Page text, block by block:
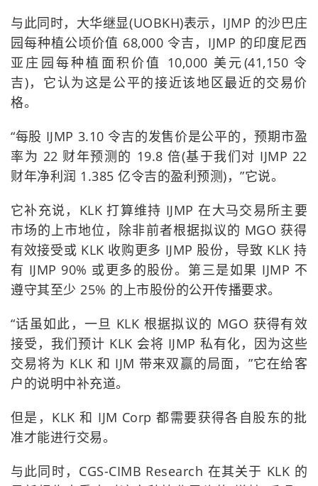
与此同时，大华继显(UOBKH)表示，IJMP 的沙巴庄
园每种植公顷价值 68,000 令吉，IJMP 的印度尼西
亚庄园每种植面积价值 10,000 美元(41,150 令
吉)，它认为这是公平的接近该地区最近的交易价
格。
“每股 IJMP 3.10 令吉的发售价是公平的，预期市盈
率为 22 财年预测的 19.8 倍(基于我们对 IJMP 22
财年净利润 1.385 亿令吉的盈利预测)，”它说。
它补充说，KLK 打算维持 IJMP 在大马交易所主要
市场的上市地位，除非前者根据拟议的 MGO 获得
有效接受或 KLK 收购更多 IJMP 股份，导致 KLK 持
有 IJMP 90% 或更多的股份。第三是如果 IJMP 不
遵守其至少 25% 的上市股份的公开传播要求。
“话虽如此，一旦 KLK 根据拟议的 MGO 获得有效
接受，我们预计 KLK 会将 IJMP 私有化，因为这些
交易将为 KLK 和 IJM 带来双赢的局面，”它在给客
户的说明中补充道。
但是，KLK 和 IJM Corp 都需要获得各自股东的批
准才能进行交易。
与此同时，CGS-CIMB Research 在其关于 KLK 的